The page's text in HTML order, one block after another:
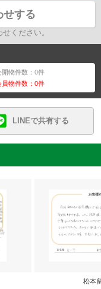
せする
ください。
開物件数：0件
員物件数：0件
LINEで共有する
松本